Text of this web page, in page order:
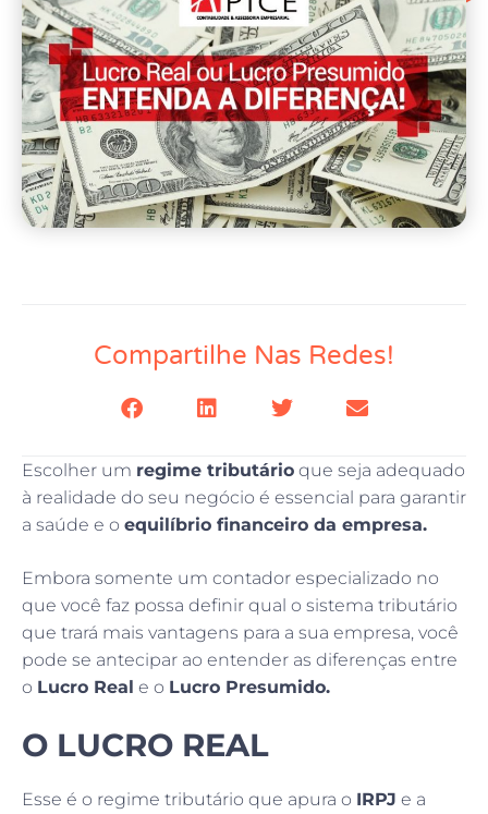
Compartilhe Nas Redes!
Escolher um regime tributário que seja adequado
à realidade do seu negócio é essencial para garantir
a saúde e o equilíbrio financeiro da empresa.
Embora somente um contador especializado no
que você faz possa definir qual o sistema tributário
que trará mais vantagens para a sua empresa, você
pode se antecipar ao entender as diferenças entre
o Lucro Real e o Lucro Presumido.
O LUCRO REAL
Esse é o regime tributário que apura o IRPJ e a